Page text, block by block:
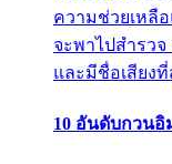
ความช่วยเหลื
จะพาไปสำรว
และมีชื่อเสียง
10 อันดับกวน